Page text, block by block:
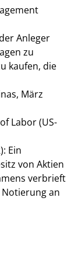
Anleger
zu
kaufen, die
März
Labor (US-
Ein
von Aktien
verbrieft
an